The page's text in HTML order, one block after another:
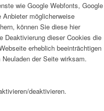
wie Google Webfonts, Google
Anbieter möglicherweise
können Sie diese hier
Deaktivierung dieser Cookies die
erheblich beeinträchtigen
der Seite wirksam.
deaktivieren.